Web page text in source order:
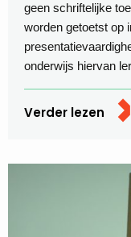
geen schriftelijke
worden getoetst op
onderwijs hiervan
Verder lezen